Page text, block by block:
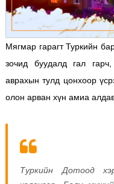
Мягмар гарагт Туркийн
зочид буудалд гал
аврахын тулд цонхоор
олон арван хүн амиа
Туркийн Дотоод